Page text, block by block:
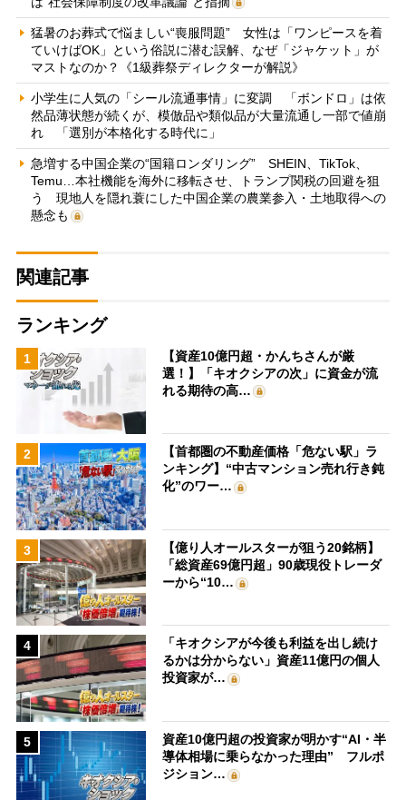
猛暑のお葬式で悩ましい“喪服問題” 女性は「ワンピースを着
ていけばOK」という俗説に潜む誤解、なぜ「ジャケット」が
マストなのか？《1級葬祭ディレクターが解説》
小学生に人気の「シール流通事情」に変調 「ボンドロ」は依
然品薄状態が続くが、模倣品や類似品が大量流通し一部で値崩
れ 「選別が本格化する時代に」
急増する中国企業の“国籍ロンダリング” SHEIN、TikTok、
Temu…本社機能を海外に移転させ、トランプ関税の回避を狙
う 現地人を隠れ蓑にした中国企業の農業参入・土地取得への
懸念も
関連記事
ランキング
1
【資産10億円超・かんちさんが厳
選！】「キオクシアの次」に資金が流
れる期待の高…
2
【首都圏の不動産価格「危ない駅」ラ
ンキング】“中古マンション売れ行き鈍
化”のワー…
3
【億り人オールスターが狙う20銘柄】
「総資産69億円超」90歳現役トレーダ
ーから“10…
4
「キオクシアが今後も利益を出し続け
るかは分からない」資産11億円の個人
投資家が…
5
資産10億円超の投資家が明かす“AI・半
導体相場に乗らなかった理由” フルポ
ジション…